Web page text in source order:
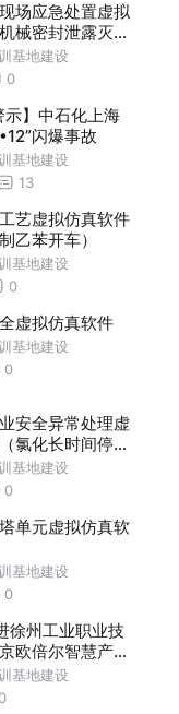
件：真
00:53
：危
实作
业安
实训
：硝
景
00:58
业安
气特种
业
00:51
电工
00:45
装置操
切换，
电工
00:44
类化
类化
：VR
00:43
查仿
场应急处置虚拟
械密封泄露灭火
基地建设
0
示】中石化上海
闪爆事故
基地建设
13
艺虚拟仿真软件
乙苯开车）
基地建设
0
虚拟仿真软件
基地建设
0
安全异常处理虚
氯化长时间停电
基地建设
0
单元虚拟仿真软
基地建设
0
徐州工业职业技
欧倍尔智慧产品
基地建设
0